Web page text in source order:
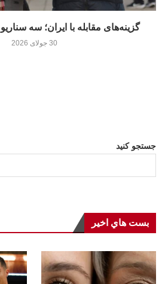
گزینه‌های مقابله با ایران؛ سه
30 جولای 2026
جستجو کنید
بست هاي اخير